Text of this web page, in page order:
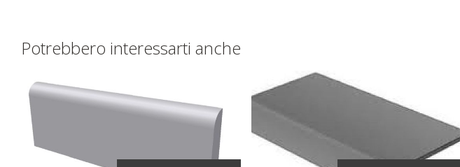
Potrebbero interessarti anche